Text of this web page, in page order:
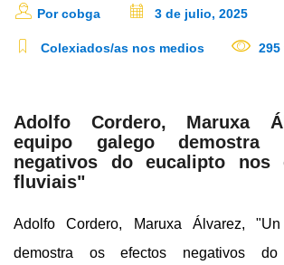
Por cobga 3 de julio, 2025
Colexiados/as nos medios
Adolfo Cordero, Maruxa
equipo galego demostra
negativos do eucalipto nos
fluviais"
Adolfo Cordero, Maruxa Álvarez,
demostra os efectos negativos